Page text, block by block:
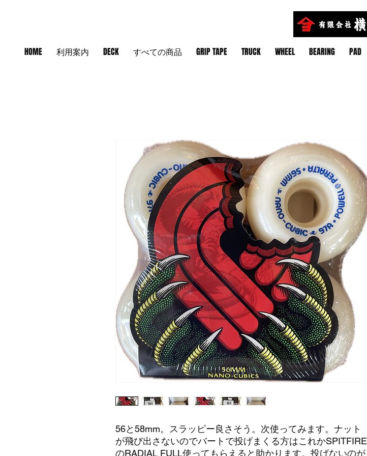
HOME 利用案内 DECK すべての商品 GRIP TAPE TRUCK WHEEL BEARING PAD
56と58mm。スラッピー良さそう。次使ってみます。ナット
が飛び出さないのでバートで投げまくる方はこれかSPITFIRE
のRADIAL FULL使ってもらえると助かります。投げないのが